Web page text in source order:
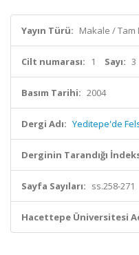
Yayın Türü: Makale / Tam
Cilt numarası: 1 Sayı: 3
Basım Tarihi: 2004
Dergi Adı: Yeditepe'de
Derginin Tarandığı
Sayfa Sayıları: ss.258-271
Hacettepe Üniversitesi